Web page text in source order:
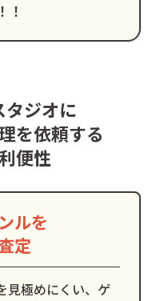
！
タジオに
を依頼する
便性
ルを
定
見極めにくい、ゲ